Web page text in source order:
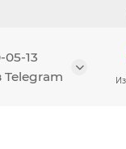
05-13
Telegram